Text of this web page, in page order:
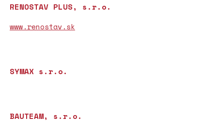
RENOSTAV PLUS, s.r.o.
www.renostav.sk
SYMAX s.r.o.
BAUTEAM, s.r.o.